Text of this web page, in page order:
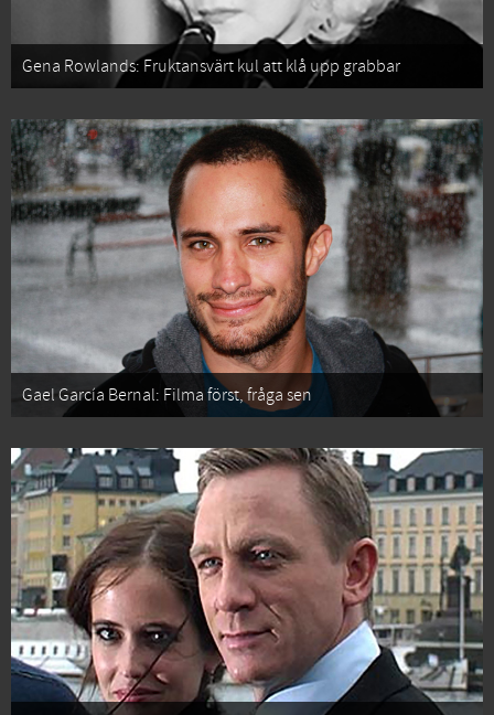
Gena Rowlands: Fruktansvärt kul att klå upp grabbar
Gael García Bernal: Filma först, fråga sen